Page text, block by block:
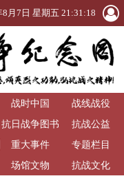
8月7日 星期五 21:31:19
战时中国
战线战役
抗日战争图书
馆
抗战公益
重大事件
专题栏目
场馆文物 抗战文化